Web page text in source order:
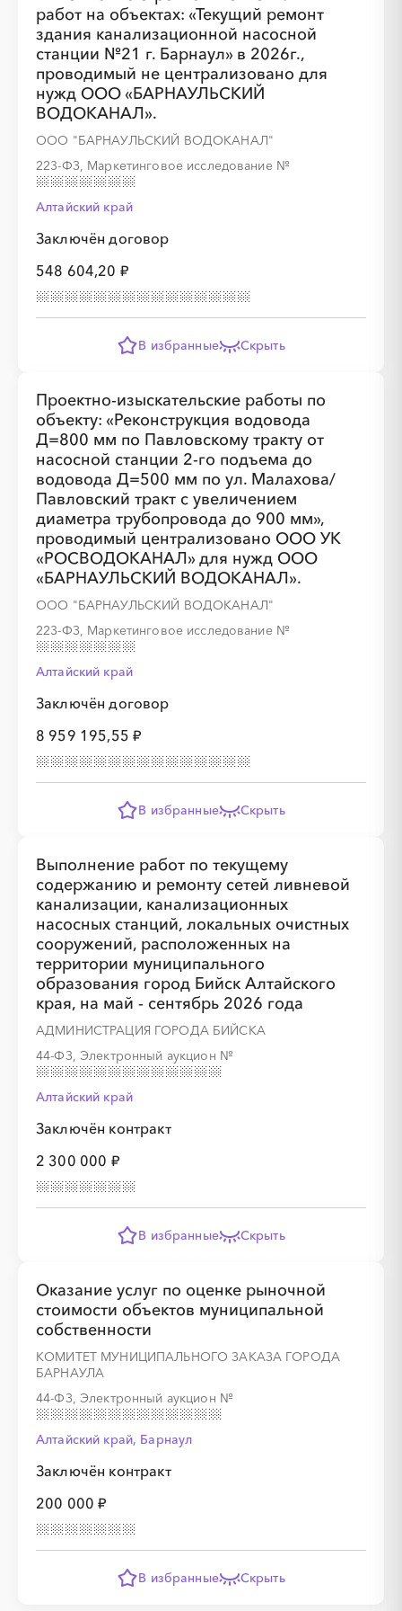
работ на объектах: «Текущий ремонт
здания канализационной насосной
станции №21 г. Барнаул» в 2026г.,
проводимый не централизовано для
нужд ООО «БАРНАУЛЬСКИЙ
ВОДОКАНАЛ».
ООО "БАРНАУЛЬСКИЙ ВОДОКАНАЛ"
223-ФЗ, Маркетинговое исследование №
Алтайский край
Заключён договор
548 604,20 ₽
В избранные Скрыть
Проектно-изыскательские работы по
объекту: «Реконструкция водовода
Д=800 мм по Павловскому тракту от
насосной станции 2-го подъема до
водовода Д=500 мм по ул. Малахова/
Павловский тракт с увеличением
диаметра трубопровода до 900 мм»,
проводимый централизовано ООО УК
«РОСВОДОКАНАЛ» для нужд ООО
«БАРНАУЛЬСКИЙ ВОДОКАНАЛ».
ООО "БАРНАУЛЬСКИЙ ВОДОКАНАЛ"
223-ФЗ, Маркетинговое исследование №
Алтайский край
Заключён договор
8 959 195,55 ₽
В избранные Скрыть
Выполнение работ по текущему
содержанию и ремонту сетей ливневой
канализации, канализационных
насосных станций, локальных очистных
сооружений, расположенных на
территории муниципального
образования город Бийск Алтайского
края, на май - сентябрь 2026 года
АДМИНИСТРАЦИЯ ГОРОДА БИЙСКА
44-ФЗ, Электронный аукцион №
Алтайский край
Заключён контракт
2 300 000 ₽
В избранные Скрыть
Оказание услуг по оценке рыночной
стоимости объектов муниципальной
собственности
КОМИТЕТ МУНИЦИПАЛЬНОГО ЗАКАЗА ГОРОДА
БАРНАУЛА
44-ФЗ, Электронный аукцион №
Алтайский край, Барнаул
Заключён контракт
200 000 ₽
В избранные Скрыть